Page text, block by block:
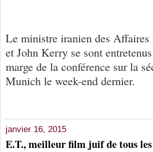
Le ministre iranien des
et John Kerry se sont
marge de la conférence sur la
Munich le week-end dernier.
janvier 16, 2015
E.T., meilleur film juif de tous